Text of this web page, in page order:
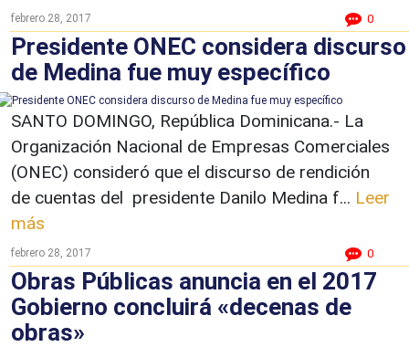
febrero 28, 2017 0
Presidente ONEC considera discurso
de Medina fue muy específico
SANTO DOMINGO, República Dominicana.- La
Organización Nacional de Empresas Comerciales
(ONEC) consideró que el discurso de rendición
de cuentas del presidente Danilo Medina f... Leer
más
febrero 28, 2017 0
Obras Públicas anuncia en el 2017
Gobierno concluirá «decenas de
obras»